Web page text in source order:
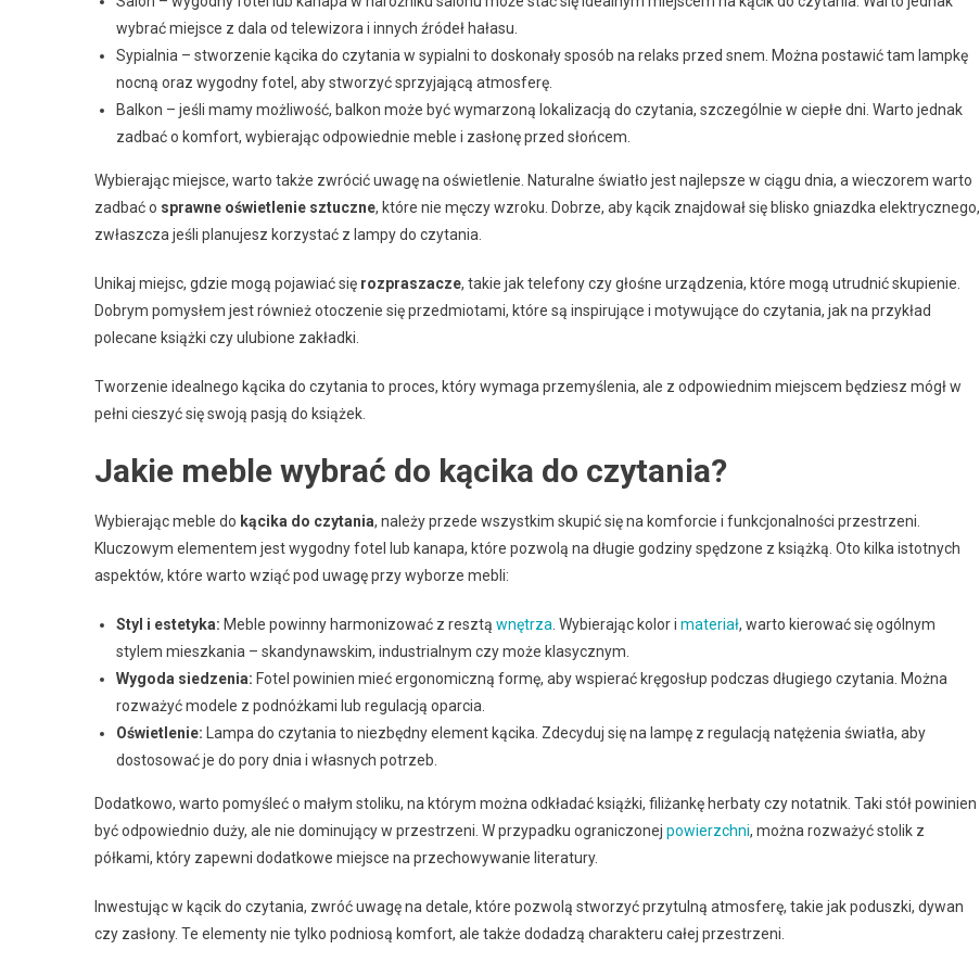
wybrać miejsce z dala od telewizora i innych źródeł hałasu.
Sypialnia – stworzenie kącika do czytania w sypialni to doskonały sposób na relaks przed snem. Można postawić tam lampkę
nocną oraz wygodny fotel, aby stworzyć sprzyjającą atmosferę.
Balkon – jeśli mamy możliwość, balkon może być wymarzoną lokalizacją do czytania, szczególnie w ciepłe dni. Warto jednak
zadbać o komfort, wybierając odpowiednie meble i zasłonę przed słońcem.
Wybierając miejsce, warto także zwrócić uwagę na oświetlenie. Naturalne światło jest najlepsze w ciągu dnia, a wieczorem warto
zadbać o sprawne oświetlenie sztuczne, które nie męczy wzroku. Dobrze, aby kącik znajdował się blisko gniazdka elektrycznego,
zwłaszcza jeśli planujesz korzystać z lampy do czytania.
Unikaj miejsc, gdzie mogą pojawiać się rozpraszacze, takie jak telefony czy głośne urządzenia, które mogą utrudnić skupienie.
Dobrym pomysłem jest również otoczenie się przedmiotami, które są inspirujące i motywujące do czytania, jak na przykład
polecane książki czy ulubione zakładki.
Tworzenie idealnego kącika do czytania to proces, który wymaga przemyślenia, ale z odpowiednim miejscem będziesz mógł w
pełni cieszyć się swoją pasją do książek.
Jakie meble wybrać do kącika do czytania?
Wybierając meble do kącika do czytania, należy przede wszystkim skupić się na komforcie i funkcjonalności przestrzeni.
Kluczowym elementem jest wygodny fotel lub kanapa, które pozwolą na długie godziny spędzone z książką. Oto kilka istotnych
aspektów, które warto wziąć pod uwagę przy wyborze mebli:
Styl i estetyka: Meble powinny harmonizować z resztą wnętrza . Wybierając kolor i materiał, warto kierować się ogólnym
stylem mieszkania – skandynawskim, industrialnym czy może klasycznym.
Wygoda siedzenia: Fotel powinien mieć ergonomiczną formę, aby wspierać kręgosłup podczas długiego czytania. Można
rozważyć modele z podnóżkami lub regulacją oparcia.
Oświetlenie: Lampa do czytania to niezbędny element kącika. Zdecyduj się na lampę z regulacją natężenia światła, aby
dostosować je do pory dnia i własnych potrzeb.
Dodatkowo, warto pomyśleć o małym stoliku, na którym można odkładać książki, filiżankę herbaty czy notatnik. Taki stół powinien
być odpowiednio duży, ale nie dominujący w przestrzeni. W przypadku ograniczonej powierzchni, można rozważyć stolik z
półkami, który zapewni dodatkowe miejsce na przechowywanie literatury.
Inwestując w kącik do czytania, zwróć uwagę na detale, które pozwolą stworzyć przytulną atmosferę, takie jak poduszki, dywan
czy zasłony. Te elementy nie tylko podniosą komfort, ale także dodadzą charakteru całej przestrzeni.